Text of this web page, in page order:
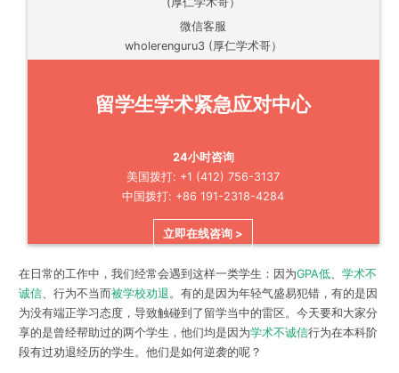
微信客服
wholerenguru3 (厚仁学术哥）
留学生学术紧急应对中心
24小时咨询
美国拨打: +1 (412) 756-3137
中国拨打: +86 191-2318-4284
立即在线咨询 >
在日常的工作中，我们经常会遇到这样一类学生：因为GPA低、 学术不
诚信、行为不当而被学校劝退。有的是因为年轻气盛易犯错，有的是因
为没有端正学习态度，导致触碰到了留学当中的雷区。今天要和大家分
享的是曾经帮助过的两个学生，他们均是因为学术不诚信行为在本科阶
段有过劝退经历的学生。他们是如何逆袭的呢？